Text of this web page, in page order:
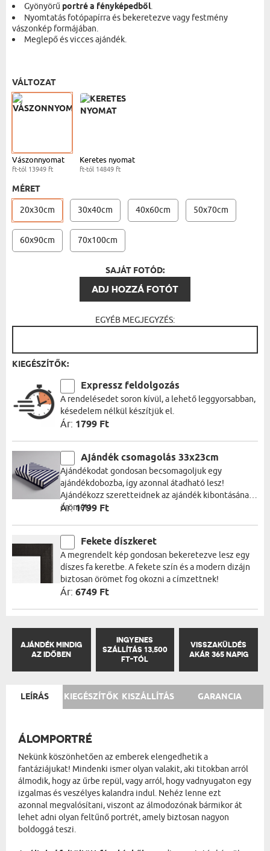
Gyönyörű portré a fényképedből.
Nyomtatás fotópapírra és bekeretezve vagy festmény
vászonkép formájában.
Meglepő és vicces ajándék.
VÁLTOZAT
Vászonnyomat
ft-tól 13949 ft
Keretes nyomat
ft-tól 14849 ft
MÉRET
20x30cm 30x40cm 40x60cm 50x70cm
60x90cm 70x100cm
SAJÁT FOTÓD:
ADJ HOZZÁ FOTÓT
EGYÉB MEGJEGYZÉS:
KIEGÉSZÍTŐK:
Expressz feldolgozás
A rendelésedet soron kívül, a lehető leggyorsabban,
késedelem nélkül készítjük el.
Ár: 1799 Ft
Ajándék csomagolás 33x23cm
Ajándékodat gondosan becsomagoljuk egy
ajándékdobozba, így azonnal átadható lesz!
Ajándékozz szeretteidnek az ajándék kibontásának
örömét!
Ár:1799 Ft
Fekete díszkeret
A megrendelt kép gondosan bekeretezve lesz egy
díszes fa keretbe. A fekete szín és a modern dizájn
biztosan örömet fog okozni a címzettnek!
Ár: 6749 Ft
AJÁNDÉK MINDIG
AZ IDŐBEN
INGYENES
SZÁLLÍTÁS 13,500
FT-TÓL
VISSZAKÜLDÉS
AKÁR 365 NAPIG
LEÍRÁS KIEGÉSZÍTŐK KISZÁLLÍTÁS GARANCIA
ÁLOMPORTRÉ
Nekünk köszönhetően az emberek elengedhetik a
fantáziájukat! Mindenki ismer olyan valakit, aki titokban arról
álmodik, hogy az űrbe repül, vagy arról, hogy vadnyugaton egy
izgalmas és veszélyes kalandra indul. Nehéz lenne ezt
azonnal megvalósítani, viszont az álmodozónak bármikor át
lehet adni olyan feltűnő portrét, amely biztosan nagyon
boldoggá teszi.